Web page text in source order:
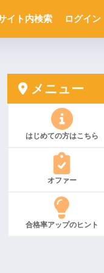
イト内検索 ログイン
メニュー
はじめての方はこちら
オファー
合格率アップのヒント